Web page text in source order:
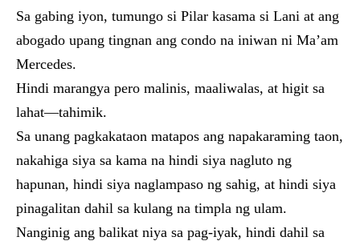
Sa gabing iyon, tumungo si Pilar kasama si Lani at ang
abogado upang tingnan ang condo na iniwan ni Ma’am
Mercedes.
Hindi marangya pero malinis, maaliwalas, at higit sa
lahat—tahimik.
Sa unang pagkakataon matapos ang napakaraming taon,
nakahiga siya sa kama na hindi siya nagluto ng
hapunan, hindi siya naglampaso ng sahig, at hindi siya
pinagalitan dahil sa kulang na timpla ng ulam.
Nanginig ang balikat niya sa pag-iyak, hindi dahil sa